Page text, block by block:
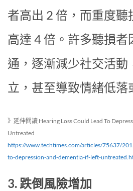
者高出 2 倍，而重度聽
高達 4 倍。許多聽損者
通，逐漸減少社交活動
立，甚至導致情緒低落
》延伸閱讀 Hearing Loss Could Lead To
Untreated
https://www.techtimes.com/articles/75637/
to-depression-and-dementia-if-left-
3. 跌倒風險增加